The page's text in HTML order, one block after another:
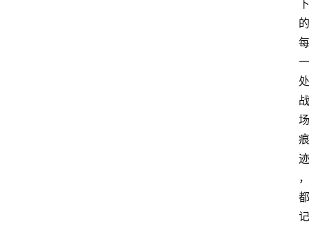
下
的
每
一
处
战
场
痕
迹
，
都
记